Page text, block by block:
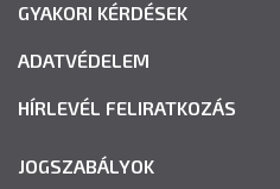
GYAKORI KÉRDÉSEK
ADATVÉDELEM
HÍRLEVÉL FELIRATKOZÁS
JOGSZABÁLYOK